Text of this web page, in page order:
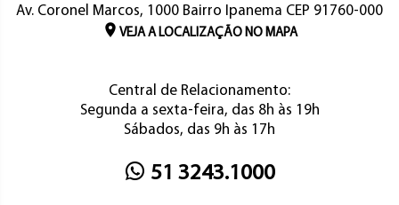
Av. Coronel Marcos, 1000 Bairro Ipanema CEP 91760-000
VEJA A LOCALIZAÇÃO NO MAPA
Central de Relacionamento:
Segunda a sexta-feira, das 8h às 19h
Sábados, das 9h às 17h
51 3243.1000